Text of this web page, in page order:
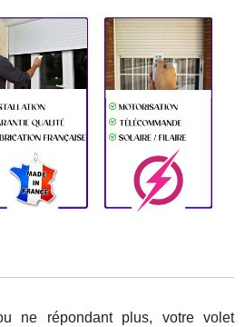
ne répondant plus, votre volet